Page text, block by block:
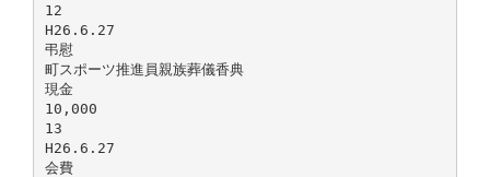
12
H26.6.27
弔慰
町スポーツ推進員親族葬儀香典
現金
10,000
13
H26.6.27
会費